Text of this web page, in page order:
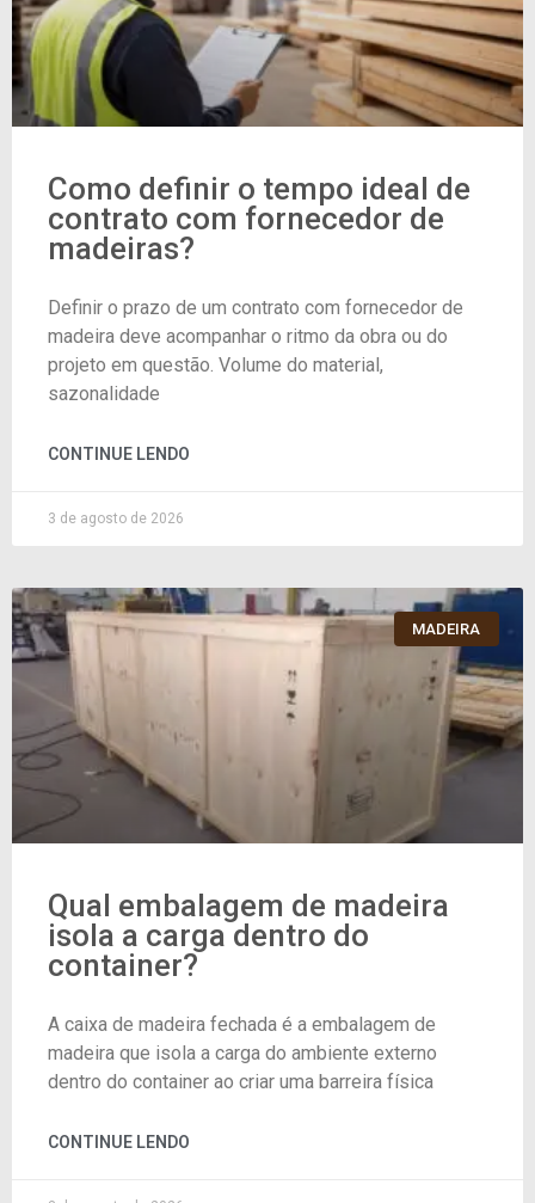
Como definir o tempo ideal de
contrato com fornecedor de
madeiras?
Definir o prazo de um contrato com fornecedor de
madeira deve acompanhar o ritmo da obra ou do
projeto em questão. Volume do material,
sazonalidade
CONTINUE LENDO
3 de agosto de 2026
MADEIRA
Qual embalagem de madeira
isola a carga dentro do
container?
A caixa de madeira fechada é a embalagem de
madeira que isola a carga do ambiente externo
dentro do container ao criar uma barreira física
CONTINUE LENDO